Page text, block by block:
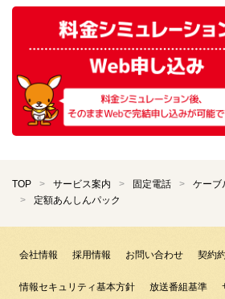
TOP サービス案内 固定電話
ケーブ
定額あんしんパック
会社情報 採用情報 お問い合わせ 契約
情報セキュリティ基本方針 放送番組基準